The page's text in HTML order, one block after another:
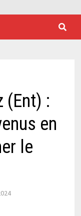
(Ent) :
en
le